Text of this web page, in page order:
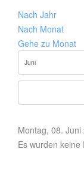
Nach Jahr
Nach Monat
Gehe zu Monat
Montag, 08. Juni
Es wurden keine